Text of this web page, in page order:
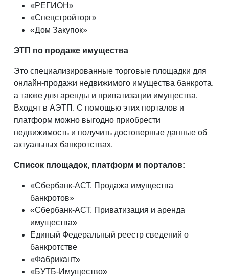
«РЕГИОН»
«Спецстройторг»
«Дом Закупок»
ЭТП по продаже имущества
Это специализированные торговые площадки для
онлайн-продажи недвижимого имущества банкрота,
а также для аренды и приватизации имущества.
Входят в АЭТП. С помощью этих порталов и
платформ можно выгодно приобрести
недвижимость и получить достоверные данные об
актуальных банкротствах.
Список площадок, платформ и порталов:
«Сбербанк-АСТ. Продажа имущества
банкротов»
«Сбербанк-АСТ. Приватизация и аренда
имущества»
Единый Федеральный реестр сведений о
банкротстве
«Фабрикант»
«БУТБ-Имущество»